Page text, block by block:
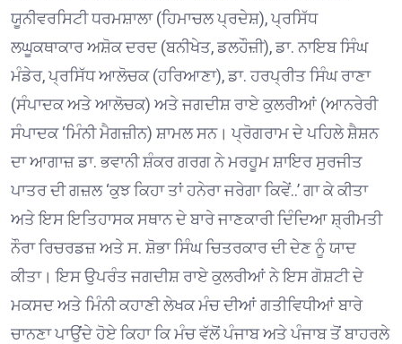
ਯੂਨੀਵਰਸਿਟੀ ਧਰਮਸ਼ਾਲਾ (ਹਿਮਾਚਲ ਪ੍ਰਦੇਸ਼), ਪ੍ਰਸਿੱਧ
ਲਘੂਕਥਾਕਾਰ ਅਸ਼ੋਕ ਦਰਦ (ਬਨੀਖੇਤ, ਡਲਹੌਜ਼ੀ), ਡਾ. ਨਾਇਬ ਸਿੰਘ
ਮੰਡੇਰ, ਪ੍ਰਸਿੱਧ ਆਲੋਚਕ (ਹਰਿਆਣਾ), ਡਾ. ਹਰਪ੍ਰੀਤ ਸਿੰਘ ਰਾਣਾ
(ਸੰਪਾਦਕ ਅਤੇ ਆਲੋਚਕ) ਅਤੇ ਜਗਦੀਸ਼ ਰਾਏ ਕੁਲਰੀਆਂ (ਆਨਰੇਰੀ
ਸੰਪਾਦਕ ‘ਮਿੰਨੀ ਮੈਗਜ਼ੀਨ) ਸ਼ਾਮਲ ਸਨ। ਪ੍ਰੋਗਰਾਮ ਦੇ ਪਹਿਲੇ ਸ਼ੈਸ਼ਨ
ਦਾ ਆਗਾਜ਼ ਡਾ. ਭਵਾਨੀ ਸ਼ੰਕਰ ਗਰਗ ਨੇ ਮਰਹੂਮ ਸ਼ਾਇਰ ਸੁਰਜੀਤ
ਪਾਤਰ ਦੀ ਗਜ਼ਲ ‘ਕੁਝ ਕਿਹਾ ਤਾਂ ਹਨੇਰਾ ਜਰੇਗਾ ਕਿਵੇਂ..’ ਗਾ ਕੇ ਕੀਤਾ
ਅਤੇ ਇਸ ਇਤਿਹਾਸਕ ਸਥਾਨ ਦੇ ਬਾਰੇ ਜਾਣਕਾਰੀ ਦਿੰਦਿਆ ਸ਼੍ਰੀਮਤੀ
ਨੌਰਾ ਰਿਚਰਡਜ਼ ਅਤੇ ਸ. ਸ਼ੋਭਾ ਸਿੰਘ ਚਿਤਰਕਾਰ ਦੀ ਦੇਣ ਨੂੰ ਯਾਦ
ਕੀਤਾ। ਇਸ ਉਪਰੰਤ ਜਗਦੀਸ਼ ਰਾਏ ਕੁਲਰੀਆਂ ਨੇ ਇਸ ਗੋਸ਼ਟੀ ਦੇ
ਮਕਸਦ ਅਤੇ ਮਿੰਨੀ ਕਹਾਣੀ ਲੇਖਕ ਮੰਚ ਦੀਆਂ ਗਤੀਵਿਧੀਆਂ ਬਾਰੇ
ਚਾਨਣਾ ਪਾਉਂਦੇ ਹੋਏ ਕਿਹਾ ਕਿ ਮੰਚ ਵੱਲੋਂ ਪੰਜਾਬ ਅਤੇ ਪੰਜਾਬ ਤੋਂ ਬਾਹਰਲੇ